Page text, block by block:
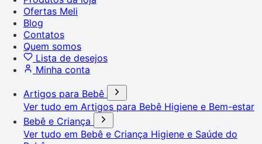
Ofertas Meli
Blog
Contatos
Quem somos
Lista de desejos
Minha conta
Artigos para Bebê
Ver tudo em Artigos para Bebê Higiene e Bem-estar
Bebê e Criança
Ver tudo em Bebê e Criança Higiene e Saúde do